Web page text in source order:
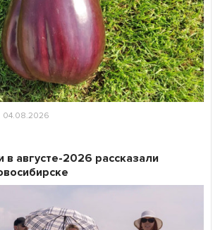
04.08.2026
в августе-2026 рассказали